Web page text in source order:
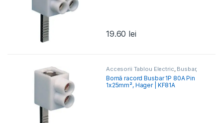
19.60 lei
Accesorii Tablou Electric, Busbar,
Barete & Bare Colectoare,
Elemente Conexiune- Tablou
Electric
Bornă racord Busbar 1P 80A Pin
1x25mm², Hager | KF81A